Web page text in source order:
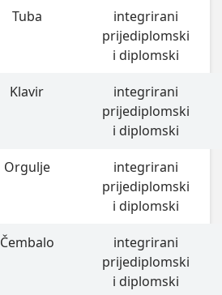
Tuba
integrirani
prijediplomski
i diplomski
Klavir
integrirani
prijediplomski
i diplomski
Orgulje
integrirani
prijediplomski
i diplomski
Čembalo
integrirani
prijediplomski
i diplomski